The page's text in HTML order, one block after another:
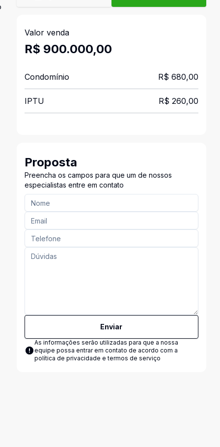
Valor venda
R$ 900.000,00
Condomínio R$ 680,00
IPTU R$ 260,00
Proposta
Preencha os campos para que um de nossos
especialistas entre em contato
Enviar
As informações serão utilizadas para que a nossa
equipe possa entrar em contato de acordo com a
política de privacidade e termos de serviço